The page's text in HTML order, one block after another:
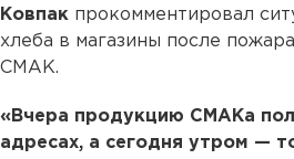
Ковпак прокомментировал
хлеба в магазины после
СМАК.
«Вчера продукцию СМАКа
адресах, а сегодня утром —